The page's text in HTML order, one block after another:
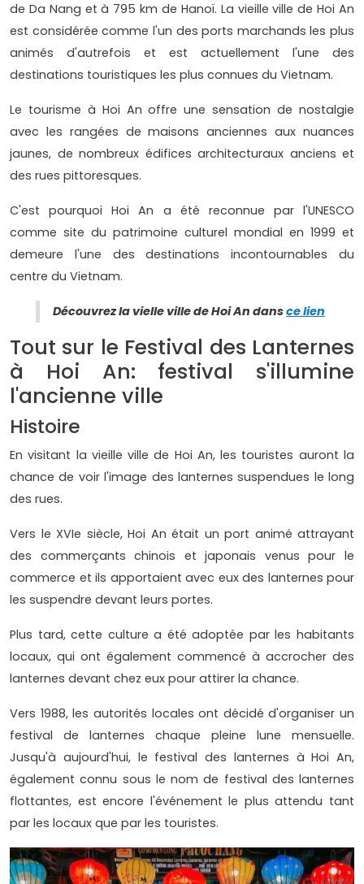
de Da Nang et à 795 km de Hanoï. La vieille ville de Hoi An
est considérée comme l'un des ports marchands les plus
animés d'autrefois et est actuellement l'une des
destinations touristiques les plus connues du Vietnam.
Le tourisme à Hoi An offre une sensation de nostalgie
avec les rangées de maisons anciennes aux nuances
jaunes, de nombreux édifices architecturaux anciens et
des rues pittoresques.
C'est pourquoi Hoi An a été reconnue par l'UNESCO
comme site du patrimoine culturel mondial en 1999 et
demeure l'une des destinations incontournables du
centre du Vietnam.
Découvrez la vielle ville de Hoi An dansce lien
Tout sur le Festival des Lanternes
à Hoi An: festival s'illumine
l'ancienne ville
Histoire
En visitant la vieille ville de Hoi An, les touristes auront la
chance de voir l'image des lanternes suspendues le long
des rues.
Vers le XVIe siècle, Hoi An était un port animé attrayant
des commerçants chinois et japonais venus pour le
commerce et ils apportaient avec eux des lanternes pour
les suspendre devant leurs portes.
Plus tard, cette culture a été adoptée par les habitants
locaux, qui ont également commencé à accrocher des
lanternes devant chez eux pour attirer la chance.
Vers 1988, les autorités locales ont décidé d'organiser un
festival de lanternes chaque pleine lune mensuelle.
Jusqu'à aujourd'hui, le festival des lanternes à Hoi An,
également connu sous le nom de festival des lanternes
flottantes, est encore l'événement le plus attendu tant
par les locaux que par les touristes.